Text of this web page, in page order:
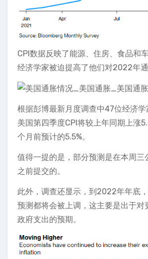
CPI数据反映了能源、住房、食品和
经济学家被迫提高了他们对2022年通
根据彭博最新月度调查中47位经济学
美国第四季度CPI将较上年同期上涨
个月前预计的5.5%。
值得一提的是，部分预测是在本周三
之前提交的。
此外，调查还显示，到2022年年底
预测都将会被上调，这主要是出于对
政府支出的预期。